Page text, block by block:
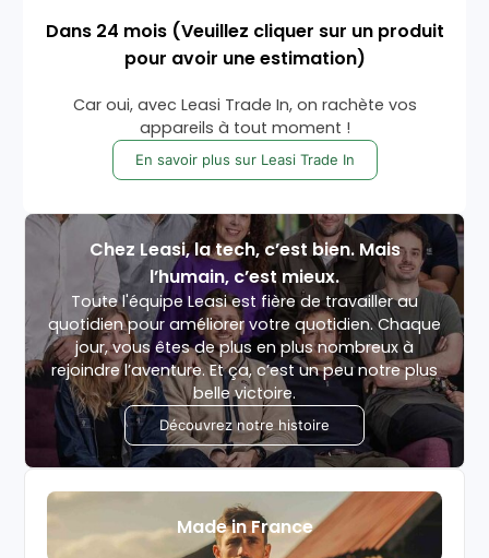
Dans 24 mois (Veuillez cliquer sur un produit
pour avoir une estimation)
Car oui, avec Leasi Trade In, on rachète vos
appareils à tout moment !
En savoir plus sur Leasi Trade In
Chez Leasi, la tech, c’est bien. Mais
l’humain, c’est mieux.
Toute l'équipe Leasi est fière de travailler au
quotidien pour améliorer votre quotidien. Chaque
jour, vous êtes de plus en plus nombreux à
rejoindre l’aventure. Et ça, c’est un peu notre plus
belle victoire.
Découvrez notre histoire
Made in France